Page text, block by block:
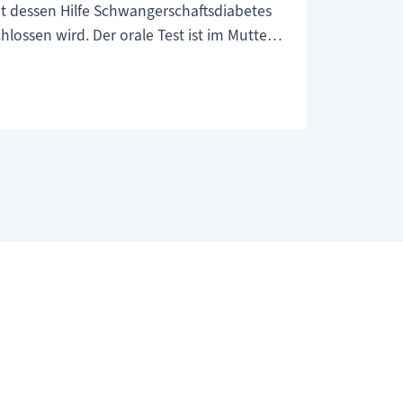
Hilfe Schwangerschaftsdiabetes
wird. Der orale Test ist im Mutter-